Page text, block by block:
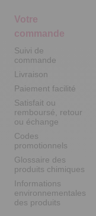
Votre
commande
Suivi de
commande
Livraison
Paiement facilité
Satisfait ou
remboursé, retour
ou échange
Codes
promotionnels
Glossaire des
produits chimiques
Informations
environnementales
des produits